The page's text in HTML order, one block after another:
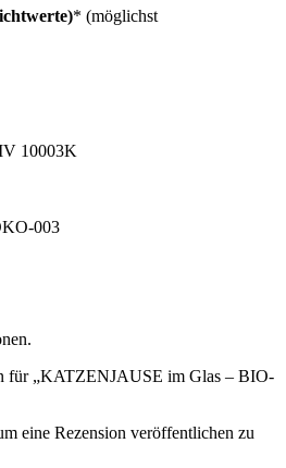
* (möglichst
10003K
003
für „KATZENJAUSE im Glas – BIO-
eine Rezension veröffentlichen zu